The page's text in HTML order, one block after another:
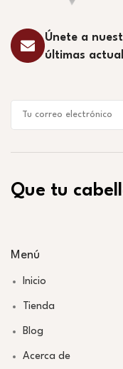
Únete a
últimas
Que tu
Menú
Inicio
Tienda
Blog
Acerca de